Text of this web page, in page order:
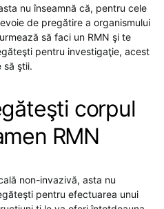
nu înseamnă că, pentru cele
de pregătire a organismului
să faci un RMN şi te
pentru investigaţie, acest
să ştii.
corpul
RMN
non-invazivă, asta nu
pentru efectuarea unui